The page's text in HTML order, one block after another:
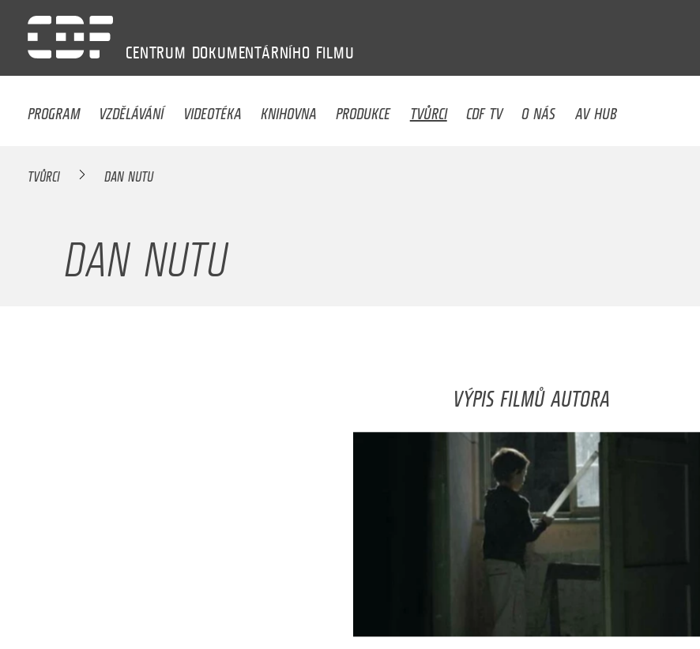
CENTRUM DOKUMENTÁRNÍHO FILMU
PROGRAM VZDĚLÁVÁNÍ VIDEOTÉKA KNIHOVNA PRODUKCE TVŮRCI CDF TV O NÁS AV HUB
TVŮRCI DAN NUTU
DAN NUTU
VÝPIS FILMŮ AUTORA